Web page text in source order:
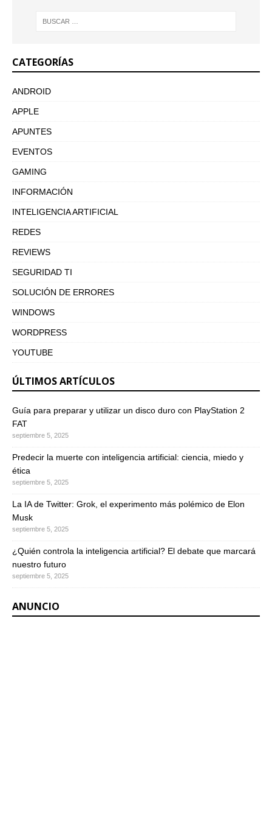
CATEGORÍAS
ANDROID
APPLE
APUNTES
EVENTOS
GAMING
INFORMACIÓN
INTELIGENCIA ARTIFICIAL
REDES
REVIEWS
SEGURIDAD TI
SOLUCIÓN DE ERRORES
WINDOWS
WORDPRESS
YOUTUBE
ÚLTIMOS ARTÍCULOS
Guía para preparar y utilizar un disco duro con PlayStation 2
FAT
septiembre 5, 2025
Predecir la muerte con inteligencia artificial: ciencia, miedo y
ética
septiembre 5, 2025
La IA de Twitter: Grok, el experimento más polémico de Elon
Musk
septiembre 5, 2025
¿Quién controla la inteligencia artificial? El debate que marcará
nuestro futuro
septiembre 5, 2025
ANUNCIO